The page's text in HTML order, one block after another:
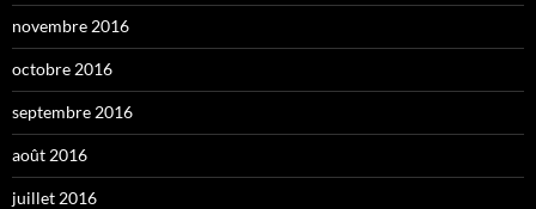
novembre 2016
octobre 2016
septembre 2016
août 2016
juillet 2016